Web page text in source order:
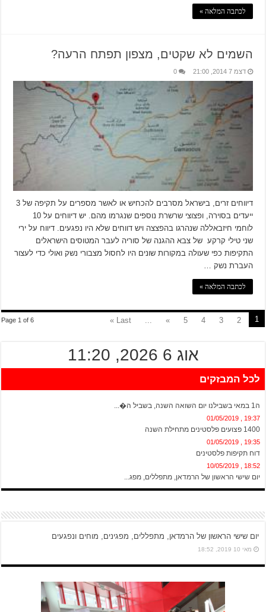
לכתבה המלאה »
השמים לא שקטים, מצפון תפתח הרעה?
דצמ 7 2014, 21:00 0
דיווחים זרים, בישראל מסרבים להכחיש או לאשר מספרים על תקיפה של 3
ייעדים בסוירה, ופצוצי שרשרת נוספים שנגרמו מהם. יש דיווחים על 10
לוחמי חיזבאללה שנהרגו בהפצצה ויש דווחים שלא היו נפגעים. דיווח על ירי
שני טילי קרקע של צבא ההגנה של סוריה לעבר המטוסים הישראלים
התקיפות כפי שעולה במקורות שונים היו לחסול מצבורי נשק ואולי כדי לעצור
העברת נשק …
לכתבה המלאה »
Page 1 of 6 1
2
3
4
5
»
Last »
אוג 6 2026, 11:20
לכל המבזקים
ה1 במאי בשבילנו יום השואה השנה, בשביל ה�...
19:37 , 01/05/2019
1400 פצועים פלסטינים מתחילת השנה
19:35 , 01/05/2019
דוח תקיפות פלסטינים
18:52 , 10/05/2019
יום שישי הראשון של הרמדאן, מתפללים, מפג...
יום שישי הראשון של הרמדאן, מתפללים, מפגינים, מוחים ונפגעים
מאי 10 2019, 18:52